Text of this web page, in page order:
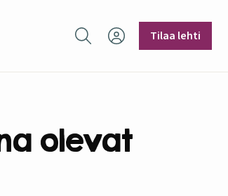
Hae sivustolta
Tilaa lehti
olevat